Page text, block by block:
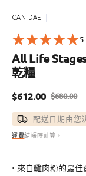
CANIDAE
All Life
乾糧
售
價
$612.00
定
價
$680.00
配送日期由您
運費結帳時計算。
• 來自雞肉粉的最